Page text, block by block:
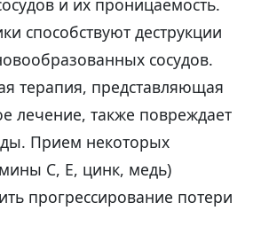
и их проницаемость.
способствуют деструкции
сосудов.
терапия, представляющая
лечение, также повреждает
Прием некоторых
C, E, цинк, медь)
прогрессирование потери